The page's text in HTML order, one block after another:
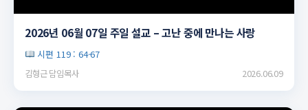
▶
2026년 06월 07일 주일 설교 – 고난 중에 만나는 사랑
시편 119 : 64-67
김형근 담임목사 2026.06.09